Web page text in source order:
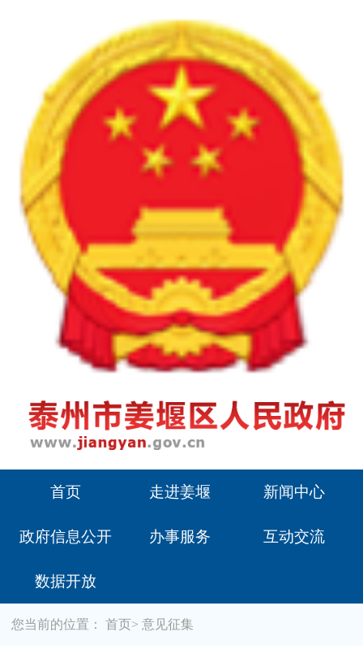
首页 走进姜堰 新闻中心
政府信息公开 办事服务 互动交流
数据开放
您当前的位置：首页> 意见征集